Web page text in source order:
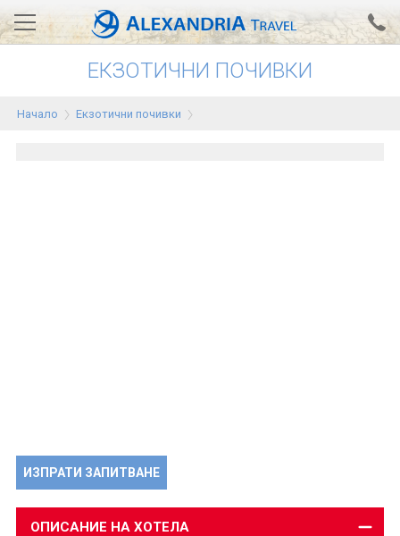
Вход за агенти Проверка на резервация
АЛЕКСАНДРИЯ хотели
ЕКЗОТИЧНИ ПОЧИВКИ
Начало Екзотични почивки
ИЗПРАТИ ЗАПИТВАНЕ
ОПИСАНИЕ НА ХОТЕЛА